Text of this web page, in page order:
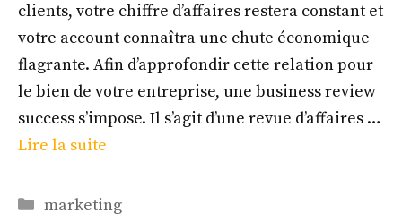
clients, votre chiffre d’affaires restera constant et
votre account connaîtra une chute économique
flagrante. Afin d’approfondir cette relation pour
le bien de votre entreprise, une business review
success s’impose. Il s’agit d’une revue d’affaires …
Lire la suite
Catégories
marketing